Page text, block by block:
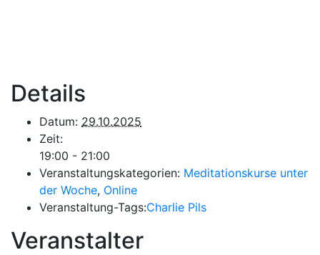
Details
Datum: 29.10.2025
Zeit:
19:00 - 21:00
Veranstaltungskategorien: Meditationskurse unter
der Woche, Online
Veranstaltung-Tags:Charlie Pils
Veranstalter